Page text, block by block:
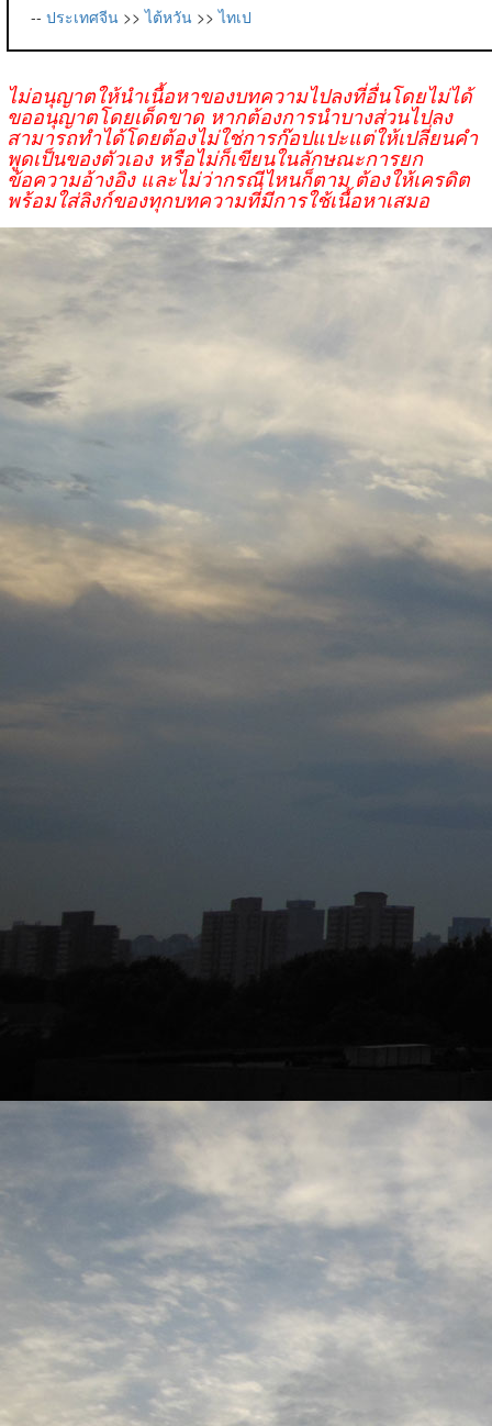
-- ประเทศจีน >>ไต้หวัน >>ไทเป
ไม่อนุญาตให้นำเนื้อหาของบทความไปลงที่อื่นโดยไม่ได้
ขออนุญาตโดยเด็ดขาด หากต้องการนำบางส่วนไปลง
สามารถทำได้โดยต้องไม่ใช่การก๊อปแปะแต่ให้เปลี่ยนคำ
พูดเป็นของตัวเอง หรือไม่ก็เขียนในลักษณะการยก
ข้อความอ้างอิง และไม่ว่ากรณีไหนก็ตาม ต้องให้เครดิต
พร้อมใส่ลิงก์ของทุกบทความที่มีการใช้เนื้อหาเสมอ